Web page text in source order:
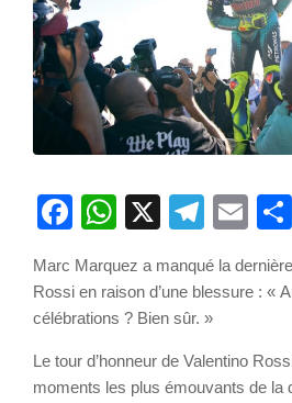
Facebook
WhatsApp
X
Marc Marquez a manqué la
Rossi en raison d’une blessure : «
célébrations ? Bien sûr. »
Le tour d’honneur de Valentino
moments les plus émouvants de la